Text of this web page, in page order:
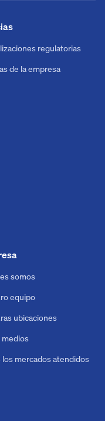
regulatorias
de la empresa
somos
equipo
ubicaciones
medios
los mercados atendidos